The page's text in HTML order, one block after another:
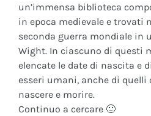
un’immensa biblioteca
in epoca medievale e trovati
seconda guerra mondiale in
Wight. In ciascuno di questi
elencate le date di nascita e
esseri umani, anche di quelli
nascere e morire.
Continuo a cercare 🙂